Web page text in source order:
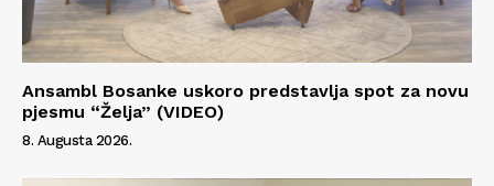
Ansambl Bosanke uskoro predstavlja spot za novu
pjesmu “Želja” (VIDEO)
8. Augusta 2026.